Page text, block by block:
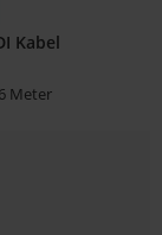
Kabel
Meter